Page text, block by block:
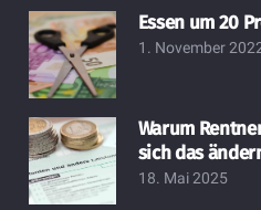
Essen um 20
1. November
Warum
sich das
18. Mai 2025